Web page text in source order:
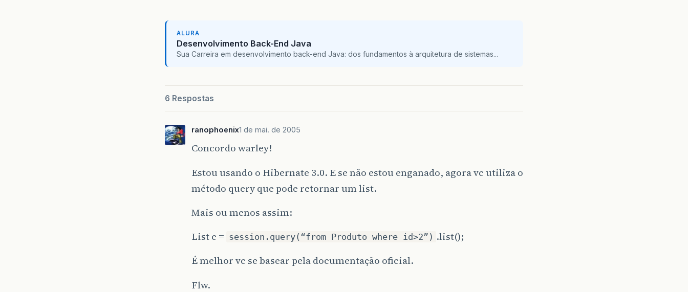
ALURA
Desenvolvimento Back-End Java
Sua Carreira em desenvolvimento back-end Java: dos fundamentos à arquitetura de sistemas...
6 Respostas
ranophoenix1 de mai. de 2005
Concordo warley!
Estou usando o Hibernate 3.0. E se não estou enganado, agora vc utiliza o
método query que pode retornar um list.
Mais ou menos assim:
List c = session.query(“from Produto where id>2”) .list();
É melhor vc se basear pela documentação oficial.
Flw.